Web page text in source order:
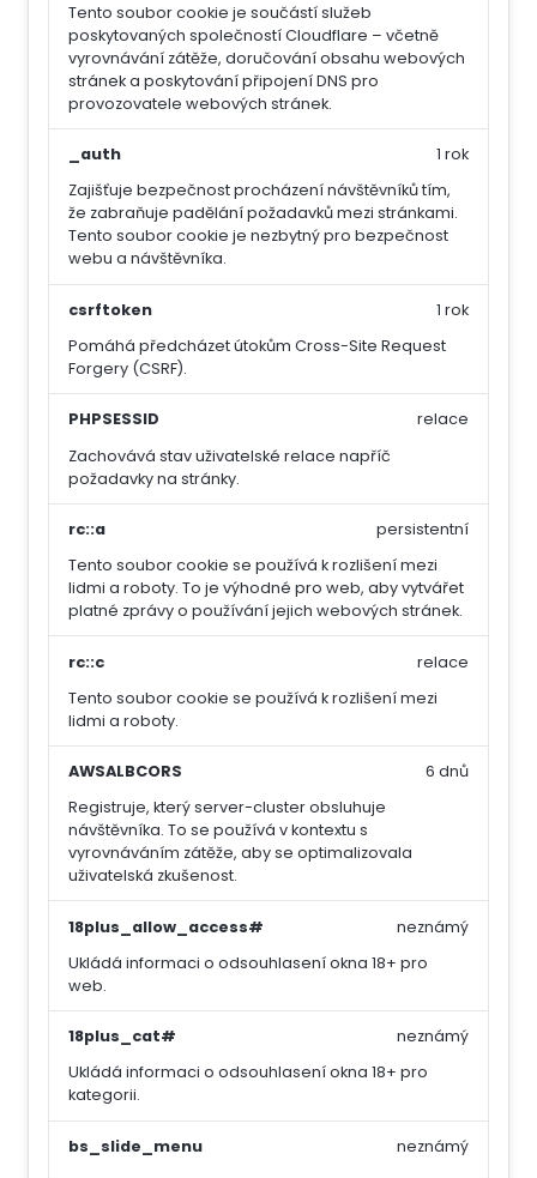
Tento soubor cookie je součástí služeb
poskytovaných společností Cloudflare – včetně
vyrovnávání zátěže, doručování obsahu webových
stránek a poskytování připojení DNS pro
provozovatele webových stránek.
_auth
Zajišťuje bezpečnost procházení návštěvníků tím,
že zabraňuje padělání požadavků mezi stránkami.
Tento soubor cookie je nezbytný pro bezpečnost
webu a návštěvníka.
1 rok
csrftoken
Pomáhá předcházet útokům Cross-Site Request
Forgery (CSRF).
1 rok
PHPSESSID
Zachovává stav uživatelské relace napříč
požadavky na stránky.
relace
rc::a
Tento soubor cookie se používá k rozlišení mezi
lidmi a roboty. To je výhodné pro web, aby vytvářet
platné zprávy o používání jejich webových stránek.
persistentní
rc::c
Tento soubor cookie se používá k rozlišení mezi
lidmi a roboty.
relace
AWSALBCORS
Registruje, který server-cluster obsluhuje
návštěvníka. To se používá v kontextu s
vyrovnáváním zátěže, aby se optimalizovala
uživatelská zkušenost.
6 dnů
18plus_allow_access#
Ukládá informaci o odsouhlasení okna 18+ pro
web.
neznámý
18plus_cat#
Ukládá informaci o odsouhlasení okna 18+ pro
kategorii.
neznámý
bs_slide_menu neznámý